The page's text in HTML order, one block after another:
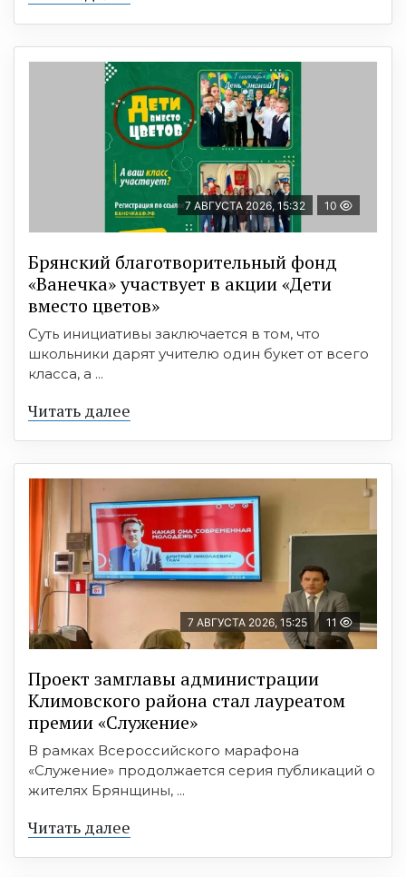
7 АВГУСТА 2026, 15:32 10
Брянский благотворительный фонд
«Ванечка» участвует в акции «Дети
вместо цветов»
Суть инициативы заключается в том, что
школьники дарят учителю один букет от всего
класса, а ...
Читать далее
7 АВГУСТА 2026, 15:25 11
Проект замглавы администрации
Климовского района стал лауреатом
премии «Служение»
В рамках Всероссийского марафона
«Служение» продолжается серия публикаций о
жителях Брянщины, ...
Читать далее